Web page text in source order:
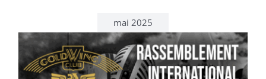
mai 2025